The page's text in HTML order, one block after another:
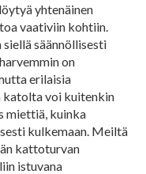
yhtenäinen
vaativiin kohtiin.
säännöllisesti
on
erilaisia
voi kuitenkin
miettiä, kuinka
kulkemaan. Meiltä
kattoturvan
istuvana